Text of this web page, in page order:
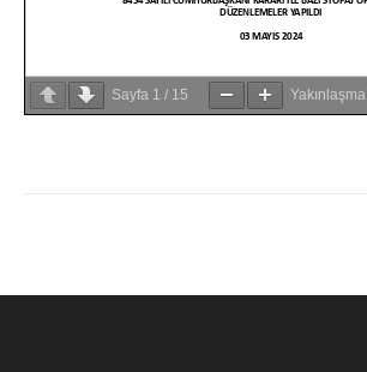
Sayfa 1 / 15 Yakınlaşma